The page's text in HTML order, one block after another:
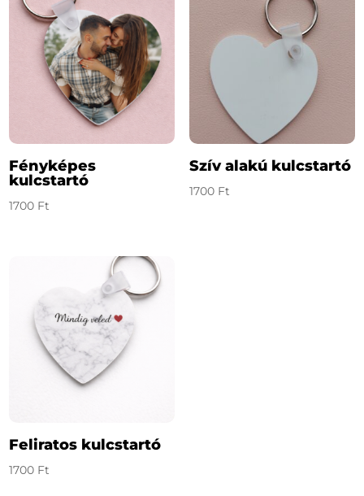
Fényképes
kulcstartó
1700 Ft
Szív alakú kulcstartó
1700 Ft
Feliratos kulcstartó
1700 Ft